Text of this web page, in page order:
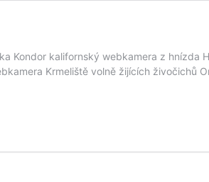
Kondor kalifornský webkamera z
Krmeliště volně žijících živočichů